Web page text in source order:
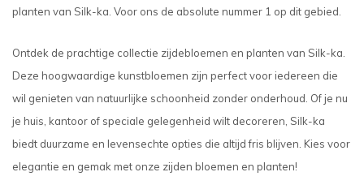
planten van Silk-ka. Voor ons de absolute nummer 1 op dit gebied.
Ontdek de prachtige collectie zijdebloemen en planten van Silk-ka.
Deze hoogwaardige kunstbloemen zijn perfect voor iedereen die
wil genieten van natuurlijke schoonheid zonder onderhoud. Of je nu
je huis, kantoor of speciale gelegenheid wilt decoreren, Silk-ka
biedt duurzame en levensechte opties die altijd fris blijven. Kies voor
elegantie en gemak met onze zijden bloemen en planten!